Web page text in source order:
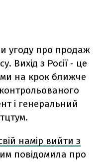
угоду про продаж
Вихід з Росії - це
на крок ближче
і генеральний
намір вийти з
повідомила про